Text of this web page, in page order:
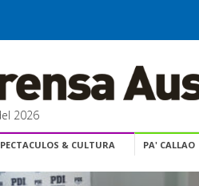
2026
& CULTURA PA' CALLAO